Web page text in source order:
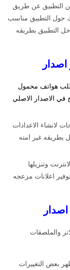
التطبيق عن طريق
حول التطبيق مناسب
التطبيق بطريقه
هواتف محمول
في الاصدار الاصلي
لانشاء الاعدادات
بطريقه غير امنه
وتنزيلها
اعلانات مزعجه
والملصقات
بعض التغييرات